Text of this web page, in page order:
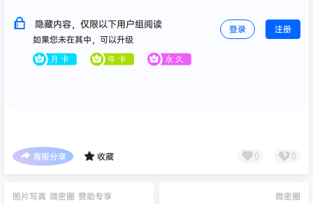
隐藏内容，仅限以下用户组阅读
如果您未在其中，可以升级
登录 注册
海报分享 收藏 0 0
图片写真 微密圈 赞助专享 微密圈